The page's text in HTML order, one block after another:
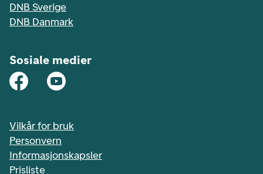
DNB Sverige
DNB Danmark
Sosiale medier
Vilkår for bruk
Personvern
Informasjonskapsler
Prisliste